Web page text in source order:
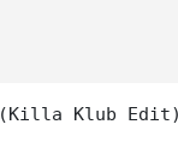
(Killa Klub Edit)